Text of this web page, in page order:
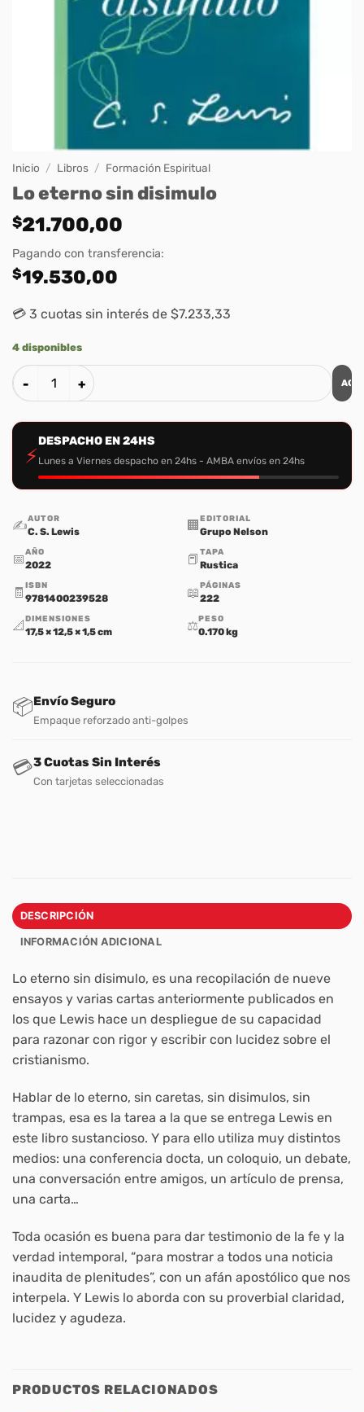
Inicio / Libros / Formación Espiritual
Lo eterno sin disimulo
$21.700,00
Pagando con transferencia:
$19.530,00
💳 3 cuotas sin interés de $7.233,33
4 disponibles
Lo eterno sin disimulo cantidad
⚡
DESPACHO EN 24HS
Lunes a Viernes despacho en 24hs - AMBA envíos en 24hs
✍️AUTOR
C. S. Lewis 🏢 EDITORIAL
Grupo Nelson
📅AÑO
2022 📕 TAPA
Rustica
🧾 ISBN
9781400239528 📖PÁGINAS
222
📐 DIMENSIONES
17,5 × 12,5 × 1,5 cm ⚖️PESO
0.170 kg
📦Envío Seguro
Empaque reforzado anti-golpes
💳3 Cuotas Sin Interés
Con tarjetas seleccionadas
DESCRIPCIÓN
INFORMACIÓN ADICIONAL
Lo eterno sin disimulo, es una recopilación de nueve
ensayos y varias cartas anteriormente publicados en
los que Lewis hace un despliegue de su capacidad
para razonar con rigor y escribir con lucidez sobre el
cristianismo.
Hablar de lo eterno, sin caretas, sin disimulos, sin
trampas, esa es la tarea a la que se entrega Lewis en
este libro sustancioso. Y para ello utiliza muy distintos
medios: una conferencia docta, un coloquio, un debate,
una conversación entre amigos, un artículo de prensa,
una carta…
Toda ocasión es buena para dar testimonio de la fe y la
verdad intemporal, “para mostrar a todos una noticia
inaudita de plenitudes”, con un afán apostólico que nos
interpela. Y Lewis lo aborda con su proverbial claridad,
lucidez y agudeza.
PRODUCTOS RELACIONADOS